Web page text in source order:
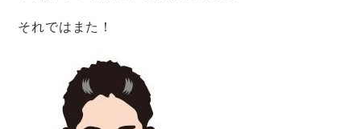
それではまた！